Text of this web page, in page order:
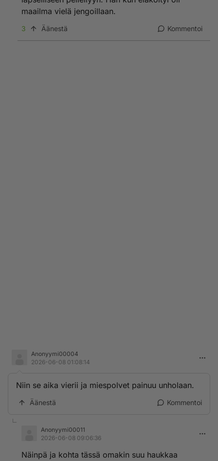
maailma vielä jengoillaan.
3 Äänestä Kommentoi
Anonyymi00004
2026-06-08 01:08:14
Niin se aika vierii ja miespolvet painuu unholaan.
Äänestä Kommentoi
Anonyymi00011
2026-06-08 09:06:36
Näinpä ja kohta tässä omakin suu haukkaa